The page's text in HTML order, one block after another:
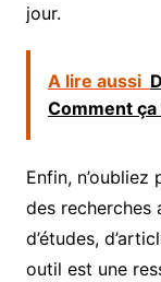
jour.
A lire aussi
Comment
Enfin, n’oubliez
des recherches
d’études,
outil est une